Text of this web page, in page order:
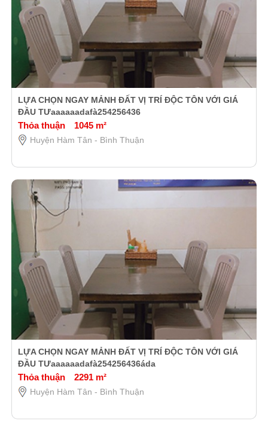
LỰA CHỌN NGAY MẢNH ĐẤT VỊ TRÍ ĐỘC TÔN VỚI GIÁ
ĐẦU TƯaaaaaadafà254256436
Thỏa thuận 1045 m²
Huyện Hàm Tân - Bình Thuận
LỰA CHỌN NGAY MẢNH ĐẤT VỊ TRÍ ĐỘC TÔN VỚI GIÁ
ĐẦU TƯaaaaaadafà254256436áda
Thỏa thuận 2291 m²
Huyện Hàm Tân - Bình Thuận